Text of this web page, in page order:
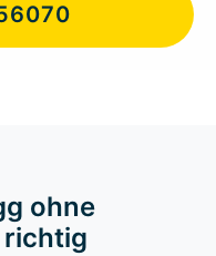
ohne
richtig